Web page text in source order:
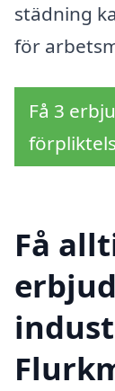
städning
för
Få 3
Få